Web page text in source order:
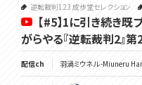
逆転裁判123 成歩堂セレクション
【#5】1に引き続き
がらやる『逆転裁判2』
配信ch 羽渦ミウネル -Miuneru